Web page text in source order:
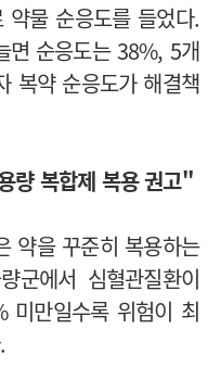
물 순응도를 들었다.
면 순응도는 38%, 5개
복약 순응도가 해결책
량 복합제 복용 권고"
약을 꾸준히 복용하는
군에서 심혈관질환이
미만일수록 위험이 최